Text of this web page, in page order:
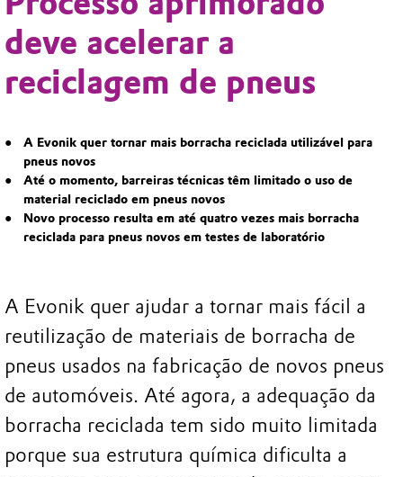
deve acelerar a
reciclagem de pneus
A Evonik quer tornar mais borracha reciclada utilizável para
pneus novos
Até o momento, barreiras técnicas têm limitado o uso de
material reciclado em pneus novos
Novo processo resulta em até quatro vezes mais borracha
reciclada para pneus novos em testes de laboratório
A Evonik quer ajudar a tornar mais fácil a
reutilização de materiais de borracha de
pneus usados na fabricação de novos pneus
de automóveis. Até agora, a adequação da
borracha reciclada tem sido muito limitada
porque sua estrutura química dificulta a